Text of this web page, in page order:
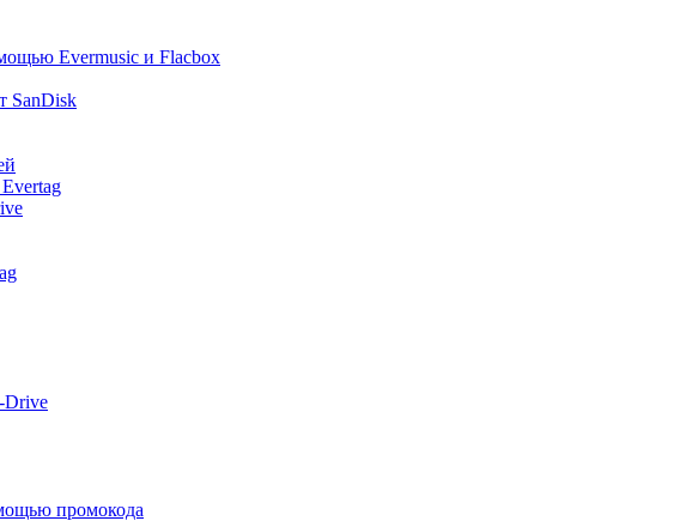
Evermusic и Flacbox
SanDisk
Drive
промокода